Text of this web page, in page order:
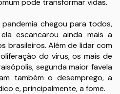
pode transformar vidas.
chegou para todos,
escancarou ainda mais a
brasileiros. Além de lidar com
do vírus, os mais de
segunda maior favela
também o desemprego, a
e, principalmente, a fome.